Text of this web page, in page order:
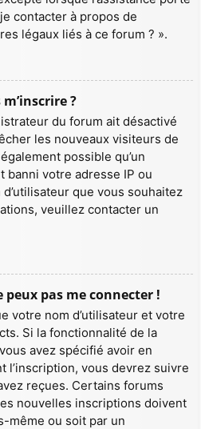
contacter à propos de
légaux liés à ce forum ? ».
?
du forum ait désactivé
les nouveaux visiteurs de
possible qu’un
banni votre adresse IP ou
que vous souhaitez
veuillez contacter un
peux pas me connecter !
votre nom d’utilisateur et votre
Si la fonctionnalité de la
avez spécifié avoir en
l’inscription, vous devrez suivre
reçues. Certains forums
nouvelles inscriptions doivent
même ou soit par un